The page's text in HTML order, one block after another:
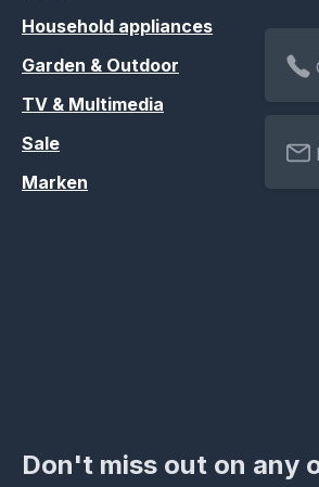
Household appliances
Garden & Outdoor
TV & Multimedia
Sale
Marken
Don't miss out on any